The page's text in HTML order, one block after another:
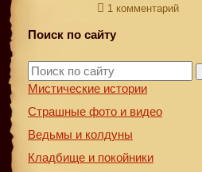
1 комментарий
Поиск по сайту
Мистические истории
Страшные фото и видео
Ведьмы и колдуны
Кладбище и покойники